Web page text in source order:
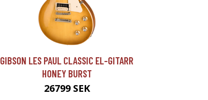
GIBSON LES PAUL CLASSIC EL-GITARR
HONEY BURST
26799 SEK